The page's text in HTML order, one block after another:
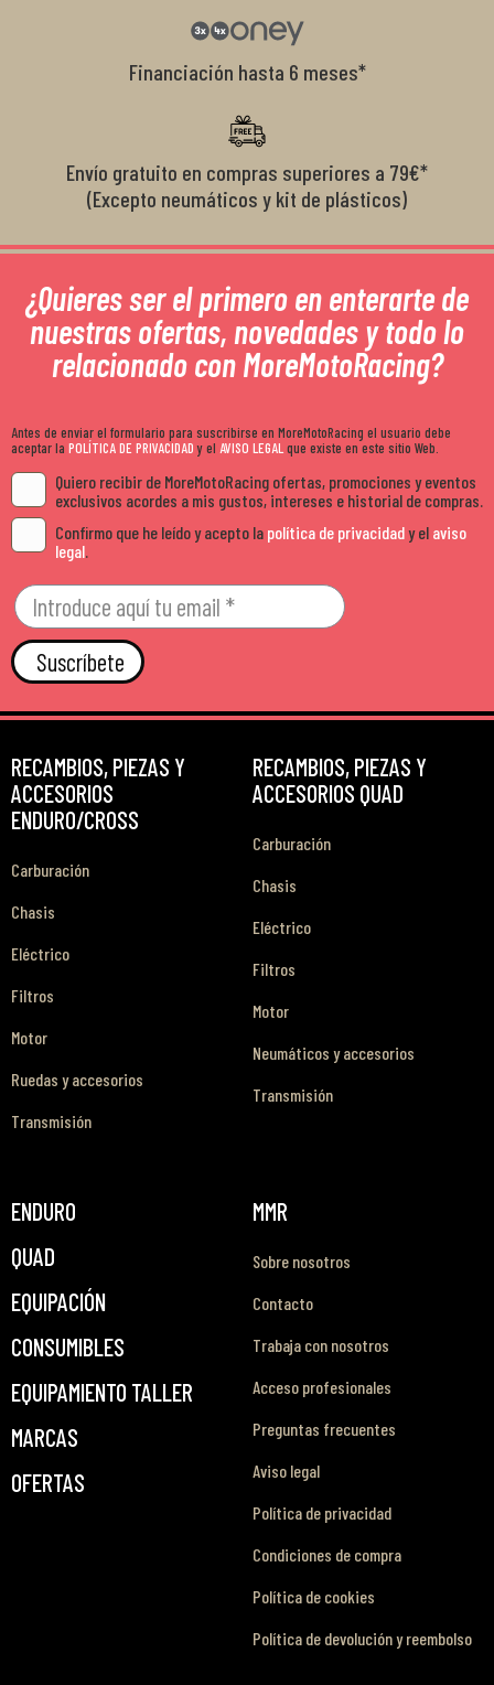
Financiación hasta 6 meses*
Envío gratuito en compras superiores a 79€*
(Excepto neumáticos y kit de plásticos)
¿Quieres ser el primero en enterarte de
nuestras ofertas, novedades y todo lo
relacionado con MoreMotoRacing?
Antes de enviar el formulario para suscribirse en MoreMotoRacing el usuario debe
aceptar la POLÍTICA DE PRIVACIDADy el AVISO LEGALque existe en este sitio Web.
Quiero recibir de MoreMotoRacing ofertas, promociones y eventos
exclusivos acordes a mis gustos, intereses e historial de compras.
Confirmo que he leído y acepto la política de privacidady el aviso
legal
Suscríbete
RECAMBIOS, PIEZAS Y
ACCESORIOS
ENDURO/CROSS
Carburación
Chasis
Eléctrico
Filtros
Motor
Ruedas y accesorios
Transmisión
RECAMBIOS, PIEZAS Y
ACCESORIOS QUAD
Carburación
Chasis
Eléctrico
Filtros
Motor
Neumáticos y accesorios
Transmisión
ENDURO
QUAD
EQUIPACIÓN
CONSUMIBLES
EQUIPAMIENTO TALLER
MARCAS
OFERTAS
MMR
Sobre nosotros
Contacto
Trabaja con nosotros
Acceso profesionales
Preguntas frecuentes
Aviso legal
Política de privacidad
Condiciones de compra
Política de cookies
Política de devolución y reembolso